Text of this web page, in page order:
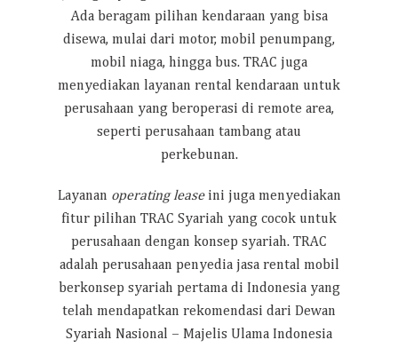
Ada beragam pilihan kendaraan yang bisa
disewa, mulai dari motor, mobil penumpang,
mobil niaga, hingga bus. TRAC juga
menyediakan layanan rental kendaraan untuk
perusahaan yang beroperasi di remote area,
seperti perusahaan tambang atau
perkebunan.
Layanan operating leaseini juga menyediakan
fitur pilihan TRAC Syariah yang cocok untuk
perusahaan dengan konsep syariah. TRAC
adalah perusahaan penyedia jasa rental mobil
berkonsep syariah pertama di Indonesia yang
telah mendapatkan rekomendasi dari Dewan
Syariah Nasional – Majelis Ulama Indonesia